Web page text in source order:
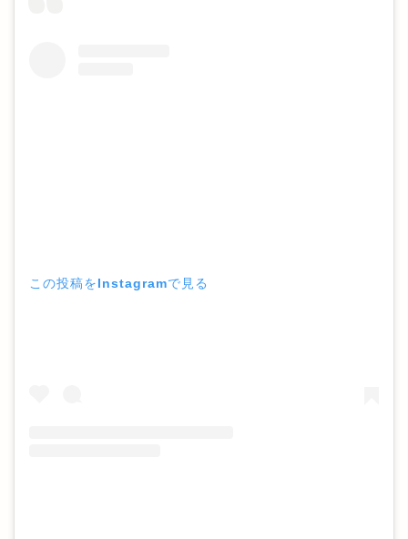
この投稿をInstagramで見る